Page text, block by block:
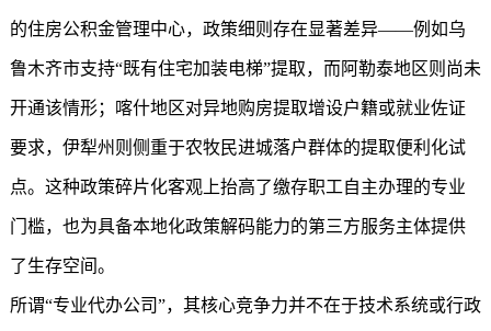
的住房公积金管理中心，政策细则存在显著差异——例如乌
鲁木齐市支持“既有住宅加装电梯”提取，而阿勒泰地区则尚未
开通该情形；喀什地区对异地购房提取增设户籍或就业佐证
要求，伊犁州则侧重于农牧民进城落户群体的提取便利化试
点。这种政策碎片化客观上抬高了缴存职工自主办理的专业
门槛，也为具备本地化政策解码能力的第三方服务主体提供
了生存空间。
所谓“专业代办公司”，其核心竞争力并不在于技术系统或行政